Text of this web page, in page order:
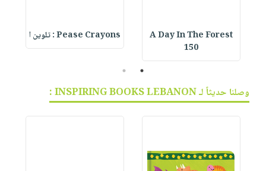
A Day In The Forest
150
Pease Crayons : تلوين ا
1
2
وصلنا حديثاً لـ INSPIRING BOOKS LEBANON :